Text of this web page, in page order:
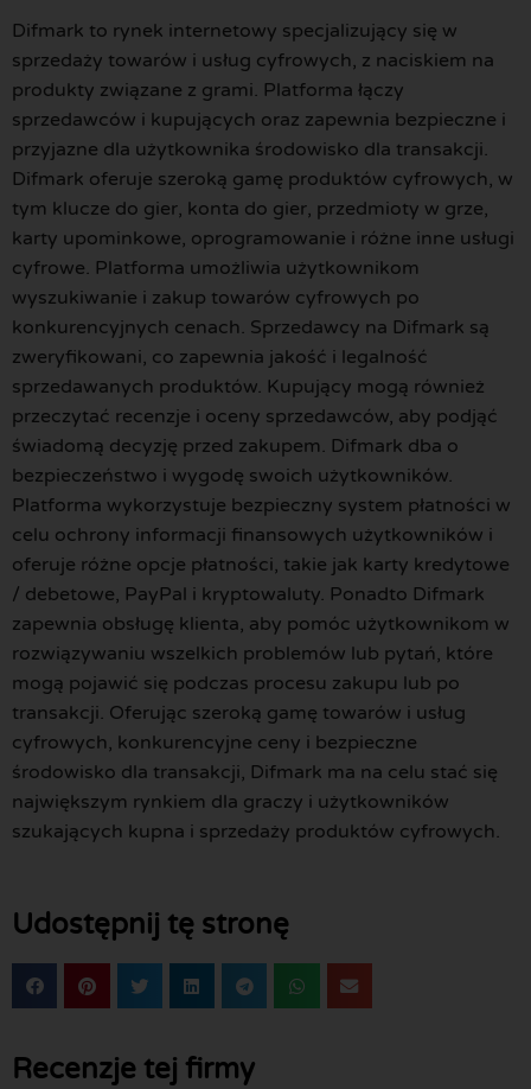
Difmark to rynek internetowy specjalizujący się w
sprzedaży towarów i usług cyfrowych, z naciskiem na
produkty związane z grami. Platforma łączy
sprzedawców i kupujących oraz zapewnia bezpieczne i
przyjazne dla użytkownika środowisko dla transakcji.
Difmark oferuje szeroką gamę produktów cyfrowych, w
tym klucze do gier, konta do gier, przedmioty w grze,
karty upominkowe, oprogramowanie i różne inne usługi
cyfrowe. Platforma umożliwia użytkownikom
wyszukiwanie i zakup towarów cyfrowych po
konkurencyjnych cenach. Sprzedawcy na Difmark są
zweryfikowani, co zapewnia jakość i legalność
sprzedawanych produktów. Kupujący mogą również
przeczytać recenzje i oceny sprzedawców, aby podjąć
świadomą decyzję przed zakupem. Difmark dba o
bezpieczeństwo i wygodę swoich użytkowników.
Platforma wykorzystuje bezpieczny system płatności w
celu ochrony informacji finansowych użytkowników i
oferuje różne opcje płatności, takie jak karty kredytowe
/ debetowe, PayPal i kryptowaluty. Ponadto Difmark
zapewnia obsługę klienta, aby pomóc użytkownikom w
rozwiązywaniu wszelkich problemów lub pytań, które
mogą pojawić się podczas procesu zakupu lub po
transakcji. Oferując szeroką gamę towarów i usług
cyfrowych, konkurencyjne ceny i bezpieczne
środowisko dla transakcji, Difmark ma na celu stać się
największym rynkiem dla graczy i użytkowników
szukających kupna i sprzedaży produktów cyfrowych.
Udostępnij tę stronę
Recenzje tej firmy